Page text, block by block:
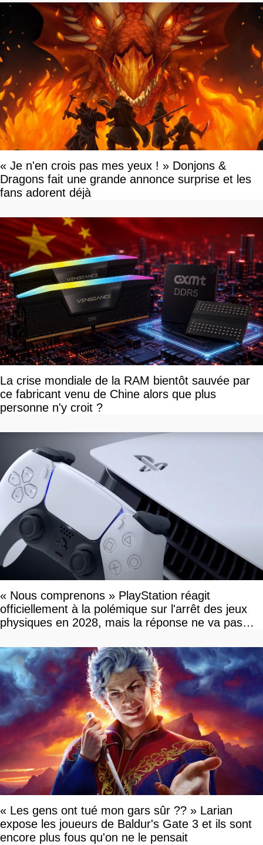
« Je n'en crois pas mes yeux ! » Donjons &
Dragons fait une grande annonce surprise et les
fans adorent déjà
La crise mondiale de la RAM bientôt sauvée par
ce fabricant venu de Chine alors que plus
personne n'y croit ?
« Nous comprenons » PlayStation réagit
officiellement à la polémique sur l'arrêt des jeux
physiques en 2028, mais la réponse ne va pas
« Les gens ont tué mon gars sûr ?? » Larian
expose les joueurs de Baldur's Gate 3 et ils sont
encore plus fous qu'on ne le pensait